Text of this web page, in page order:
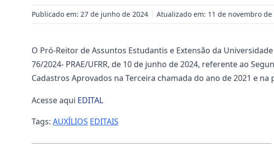
Publicado em: 27 de junho de 2024 Atualizado em: 11 de novembro de
O Pró-Reitor de Assuntos Estudantis e Extensão da
76/2024- PRAE/UFRR, de 10 de junho de 2024, referente ao
Cadastros Aprovados na Terceira chamada do ano de 2021 e
Acesse aqui EDITAL
Tags: AUXÍLIOS EDITAIS